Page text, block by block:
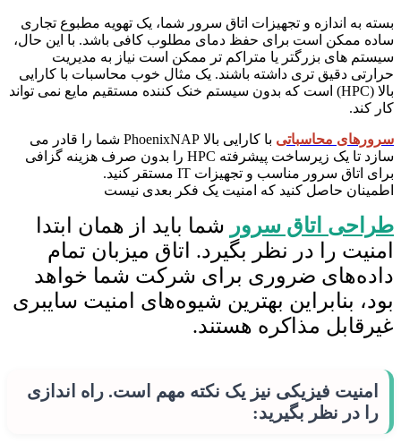
بسته به اندازه و تجهیزات اتاق سرور شما، یک تهویه مطبوع تجاری
ساده ممکن است برای حفظ دمای مطلوب کافی باشد. با این حال،
سیستم های بزرگتر یا متراکم تر ممکن است نیاز به مدیریت
حرارتی دقیق تری داشته باشند. یک مثال خوب محاسبات با کارایی
بالا (HPC) است که بدون سیستم خنک کننده مستقیم مایع نمی تواند
کار کند.
سرورهای محاسباتی
با کارایی بالا PhoenixNAP شما را قادر می
سازد تا یک زیرساخت پیشرفته HPC را بدون صرف هزینه گزافی
برای اتاق سرور مناسب و تجهیزات IT مستقر کنید.
اطمینان حاصل کنید که امنیت یک فکر بعدی نیست
طراحی اتاق سرور شما باید از همان ابتدا
امنیت را در نظر بگیرد. اتاق میزبان تمام
داده‌های ضروری برای شرکت شما خواهد
بود، بنابراین بهترین شیوه‌های امنیت سایبری
غیرقابل مذاکره هستند.
امنیت فیزیکی نیز یک نکته مهم است. راه اندازی
را در نظر بگیرید: